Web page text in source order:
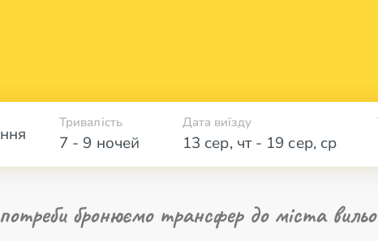
7 - 9 ночей
Тривалість Дата виїзду
13 сер, чт- 19 сер, ср
бронюємо трансфер до міста